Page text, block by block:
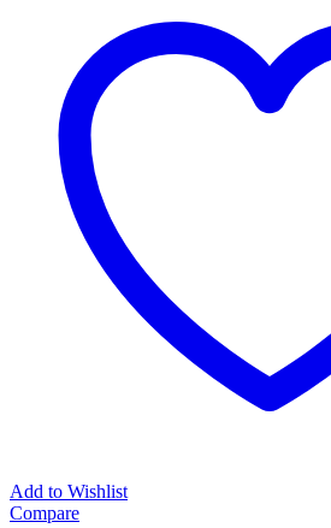
Add to Wishlist
Compare